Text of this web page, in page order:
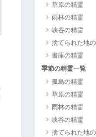
草原の精霊
雨林の精霊
峡谷の精霊
捨てられた地
書庫の精霊
季節の精霊一覧
孤島の精霊
草原の精霊
雨林の精霊
峡谷の精霊
捨てられた地